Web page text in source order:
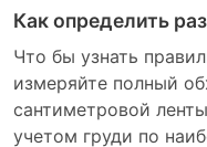
Как определить
Что бы узнать
измеряйте полный
сантиметровой
учетом груди по